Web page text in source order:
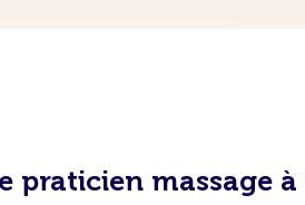
praticien massage